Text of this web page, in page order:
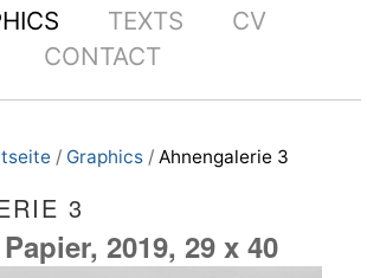
TEXTS
CV
CONTACT
/ Graphics / Ahnengalerie 3
3
2019, 29 x 40